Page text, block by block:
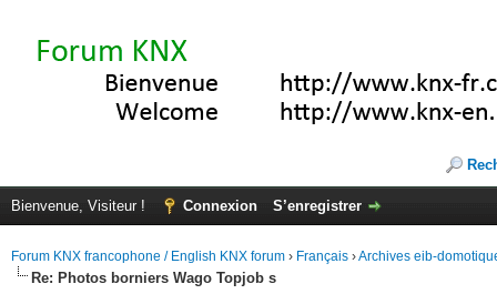
Bienvenue, Visiteur ! Connexion S’enregistrer
Forum KNX francophone / English KNX forum › Français ›Archives eib-
Re: Photos borniers Wago Topjob s